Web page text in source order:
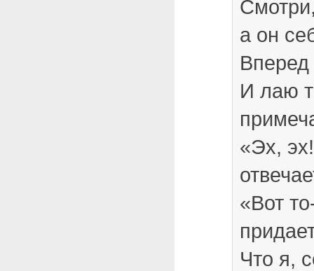
а он
Вперед
И лаю
«Эх,
«Вот
Что я,